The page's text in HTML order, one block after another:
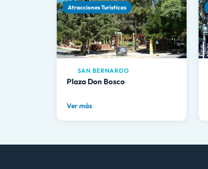
Atracciones Turísticas
SAN BERNARDO
Plaza Don Bosco
Ver más